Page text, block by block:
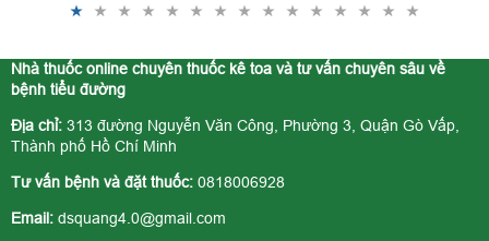
Nhà thuốc online chuyên thuốc kê toa và tư vấn chuyên sâu về
bệnh tiểu đường
Địa chỉ: 313 đường Nguyễn Văn Công, Phường 3, Quận Gò Vấp,
Thành phố Hồ Chí Minh
Tư vấn bệnh và đặt thuốc: 0818006928
Email: dsquang4.0@gmail.com